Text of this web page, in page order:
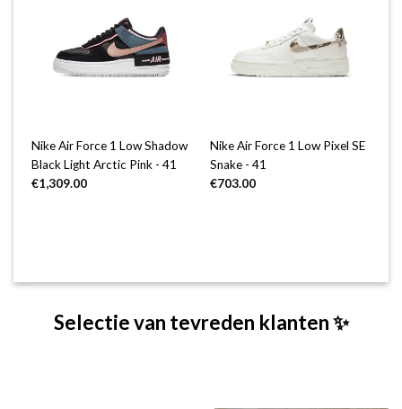
Nike Air Force 1 Low Shadow
Black Light Arctic Pink - 41
€1,309.00
Nike Air Force 1 Low Pixel SE
Snake - 41
€703.00
Selectie van tevreden klanten ✨